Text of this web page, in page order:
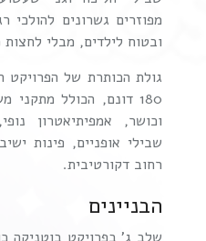
מפוזרים גשרונים
ובטוח לילדים, מבלי
גולת הכותרת של הפרויקט
180 דונם, הכולל
וכושר, אמפיתיאטרון
שבילי אופניים, פינות
רחוב דקורטיבית.
הבניינים